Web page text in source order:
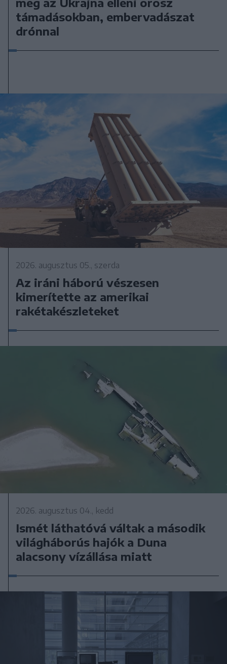
támadásokban, embervadászat
drónnal
2026. augusztus 05., szerda
Az iráni háború vészesen
kimerítette az amerikai
rakétakészleteket
2026. augusztus 04., kedd
Ismét láthatóvá váltak a második
világháborús hajók a Duna
alacsony vízállása miatt